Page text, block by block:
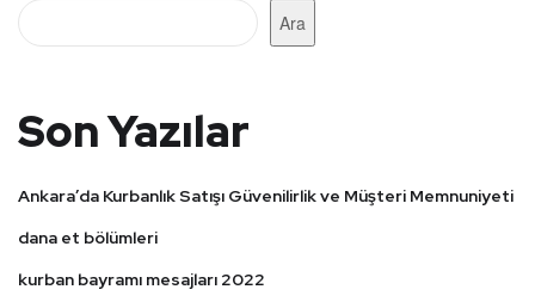
Ara
Son Yazılar
Ankara’da Kurbanlık Satışı Güvenilirlik ve Müşteri Memnuniyeti
dana et bölümleri
kurban bayramı mesajları 2022